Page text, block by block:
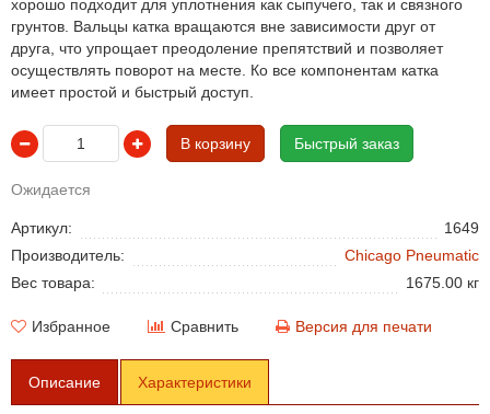
хорошо подходит для уплотнения как сыпучего, так и связного
грунтов. Вальцы катка вращаются вне зависимости друг от
друга, что упрощает преодоление препятствий и позволяет
осуществлять поворот на месте. Ко все компонентам катка
имеет простой и быстрый доступ.
В корзину Быстрый заказ
Ожидается
Артикул:
1649
Производитель:
Chicago Pneumatic
Вес товара:
1675.00 кг
Избранное Сравнить Версия для печати
Описание Характеристики